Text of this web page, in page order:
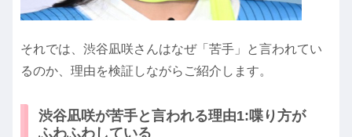
それでは、渋谷凪咲さんはなぜ「苦手」と言われてい
るのか、理由を検証しながらご紹介します。
渋谷凪咲が苦手と言われる理由1:喋り方が
ふわふわしている